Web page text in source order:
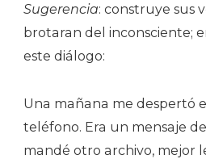
Sugerencia: construye sus
brotaran del inconsciente;
este diálogo:
Una mañana me despertó
teléfono. Era un mensaje
mandé otro archivo, mejor